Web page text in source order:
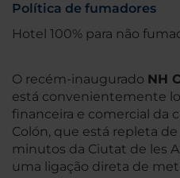
Política de fumadores
Hotel 100% para não
O recém-inaugurado NH
está convenientemente
financeira e comercial da
Colón, que está repleta de
minutos da Ciutat de les
uma ligação direta de